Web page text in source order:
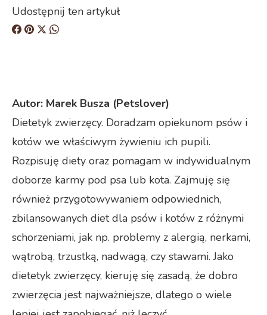
Udostępnij ten artykuł
ShareShareShare
Autor: Marek Busza (Petslover)
Dietetyk zwierzęcy. Doradzam opiekunom psów i
kotów we właściwym żywieniu ich pupili.
Rozpisuję diety oraz pomagam w indywidualnym
doborze karmy pod psa lub kota. Zajmuję się
również przygotowywaniem odpowiednich,
zbilansowanych diet dla psów i kotów z różnymi
schorzeniami, jak np. problemy z alergią, nerkami,
wątrobą, trzustką, nadwagą, czy stawami. Jako
dietetyk zwierzęcy, kieruję się zasadą, że dobro
zwierzęcia jest najważniejsze, dlatego o wiele